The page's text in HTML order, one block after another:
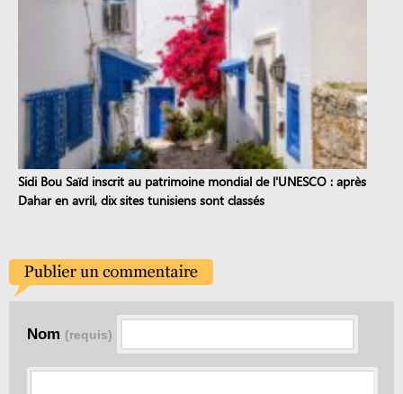
Sidi Bou Saïd inscrit au patrimoine mondial de l'UNESCO : après
Dahar en avril, dix sites tunisiens sont classés
Nom (requis)